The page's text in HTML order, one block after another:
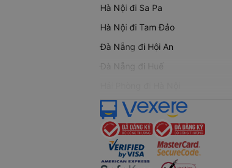
Hà Nội đi Sa Pa
Hà Nội đi Tam Đảo
Đà Nẵng đi Hội An
Đà Nẵng đi Huế